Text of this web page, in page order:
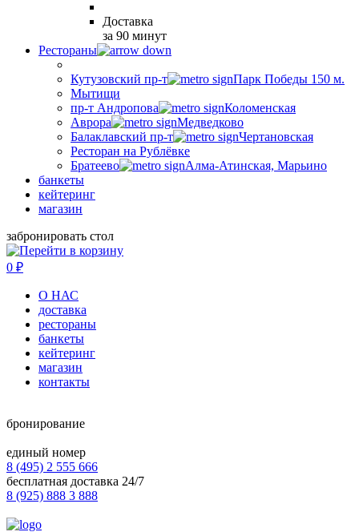
Доставка
за 90 минут
Рестораны
Кутузовский пр-т
Парк Победы 150 м.
Мытищи
пр-т Андропова
Коломенская
Аврора
Медведково
Балаклавский пр-т
Чертановская
Ресторан на Рублёвке
Братеево
Алма-Атинская, Марьино
банкеты
кейтеринг
магазин
забронировать стол
0 ₽
О НАС
доставка
рестораны
банкеты
кейтеринг
магазин
контакты
бронирование
единый номер
8 (495) 2 555 666
бесплатная доставка 24/7
8 (925) 888 3 888